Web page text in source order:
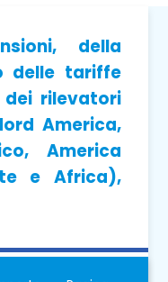
della
delle tariffe
rilevatori
America,
America
e Africa),